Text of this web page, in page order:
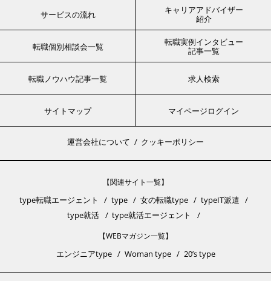
サービスの流れ
キャリアアドバイザー
紹介
転職個別相談会一覧
転職実例インタビュー
記事一覧
転職ノウハウ記事一覧 求人検索
サイトマップ マイページログイン
運営会社について クッキーポリシー
【関連サイト一覧】
type転職エージェント type 女の転職type
typeIT派遣
type就活
type就活エージェント
【WEBマガジン一覧】
エンジニアtype Woman type 20’s type